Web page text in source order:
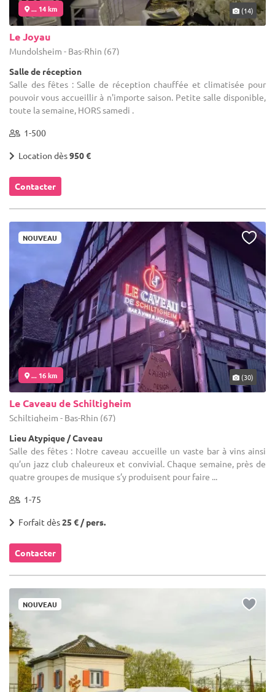
... 14 km (14)
Le Joyau
Mundolsheim - Bas-Rhin (67)
Salle de réception
Salle des fêtes : Salle de réception chauffée et climatisée pour
pouvoir vous accueillir à n'importe saison. Petite salle disponible,
toute la semaine, HORS samedi .
1-500
Location dès950 €
Contacter
NOUVEAU
... 16 km (30)
Le Caveau de Schiltigheim
Schiltigheim - Bas-Rhin (67)
Lieu Atypique / Caveau
Salle des fêtes : Notre caveau accueille un vaste bar à vins ainsi
qu’un jazz club chaleureux et convivial. Chaque semaine, près de
quatre groupes de musique s’y produisent pour faire ...
1-75
Forfait dès25 € / pers.
Contacter
NOUVEAU